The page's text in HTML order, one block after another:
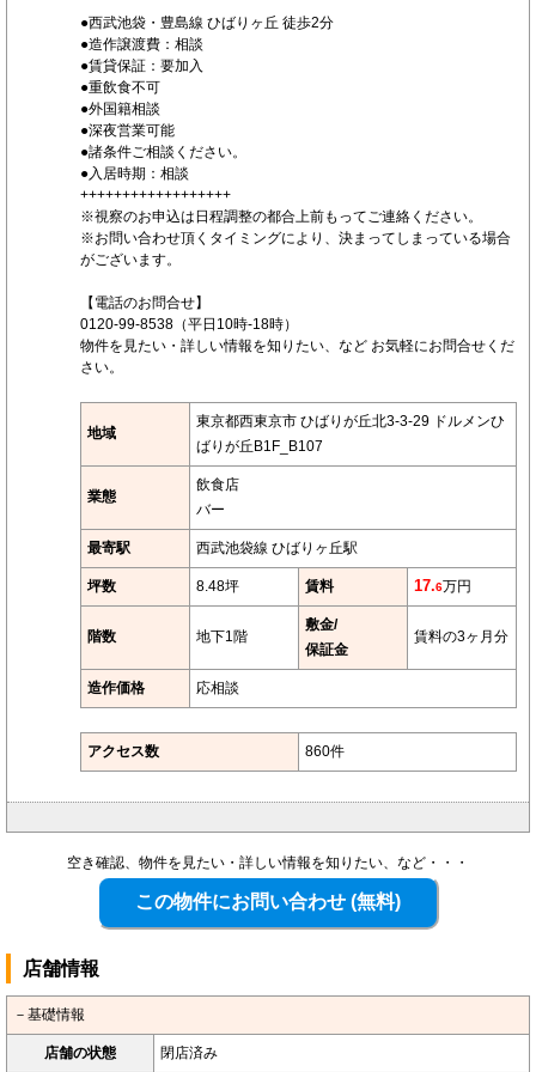
●西武池袋・豊島線 ひばりヶ丘 徒歩2分
●造作譲渡費：相談
●賃貸保証：要加入
●重飲食不可
●外国籍相談
●深夜営業可能
●諸条件ご相談ください。
●入居時期：相談
++++++++++++++++++
※視察のお申込は日程調整の都合上前もってご連絡ください。
※お問い合わせ頂くタイミングにより、決まってしまっている場合
がございます。
【電話のお問合せ】
0120-99-8538（平日10時-18時）
物件を見たい・詳しい情報を知りたい、など お気軽にお問合せくだ
さい。
地域
東京都西東京市 ひばりが丘北3-3-29 ドルメンひ
ばりが丘B1F_B107
業態
飲食店
バー
最寄駅 西武池袋線 ひばりヶ丘駅
坪数 8.48坪 賃料 17.6万円
階数 地下1階
敷金/
保証金
賃料の3ヶ月分
造作価格 応相談
アクセス数 860件
空き確認、物件を見たい・詳しい情報を知りたい、など・・・
店舗情報
－基礎情報
店舗の状態 閉店済み